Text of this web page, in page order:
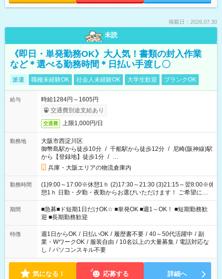
掲載日：2026.07.30
未読
《即日・単発勤務OK》大人気！書類の封入作業
など＊選べる勤務時間＊日払い手渡し〇
派遣 職種未経験OK 社会人未経験OK 大学生歓迎 ブランクOK
給与
時給1284円～1605円
交通費別途支給あり
交通費 上限1,000円/日
勤務地
大阪市西淀川区
御幣島駅から徒歩10分 / 千船駅から徒歩12分 / 尼崎(阪神線)駅
から【登録地】徒歩1分 / …
兵庫・大阪エリアの物流倉庫内
勤務時間
(1)9:00～17:00※休憩1ｈ (2)17:30～21:30 (3)21:15～翌8:00※休
憩1ｈ 日勤・夕勤・夜勤からお選びいただけます！ ご希望に合
わせて働けるお仕事です(*^^*) 【その他選べる勤務時間】 8-17
時/9-17時/9-18時/10-18時/11-21時/18-22時/20-翌4時/21-翌5
時/22-翌6時/0-翌8時 ご自身のご都合で選んで頂ける完全自由シ
フト！
期間
■急募■ド短期1日だけOK☆ ■単発OK ■週1～OK！ ■短期勤務歓
迎 ■長期勤務歓迎
特徴 週1日からOK / 日払いOK / 履歴書不要 / 40～50代活躍中 / 副
業・WワークOK / 服装自由 / 10名以上の大量募集 / 電話対応な
し / パソコンスキル不要
気になる！ 応募する 詳細へ